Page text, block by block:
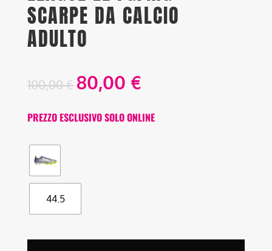
SCARPE DA CALCIO
ADULTO
100,00€ 80,00 €
PREZZO ESCLUSIVO SOLO ONLINE
44.5